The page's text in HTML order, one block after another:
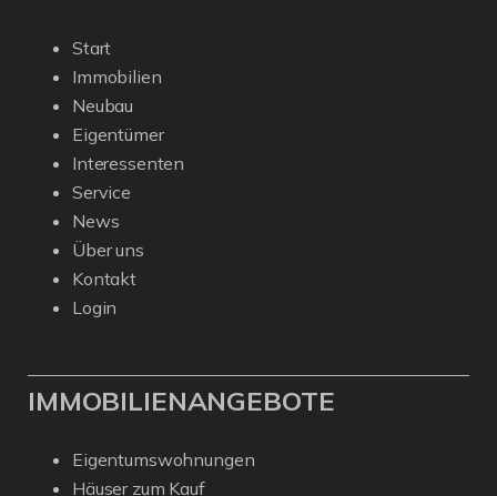
Start
Immobilien
Neubau
Eigentümer
Interessenten
Service
News
Über uns
Kontakt
Login
IMMOBILIENANGEBOTE
Eigentumswohnungen
Häuser zum Kauf